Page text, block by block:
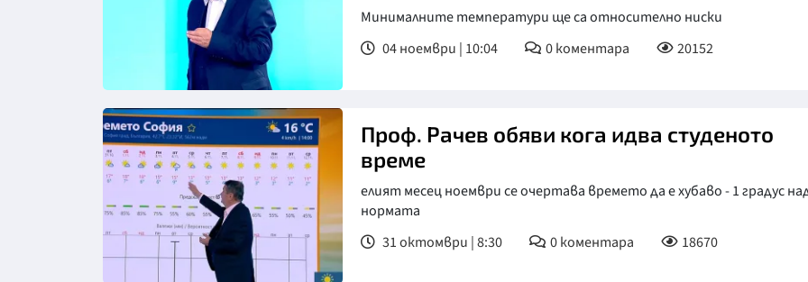
Минималните температури ще са относително ниски
04 ноември | 10:04
0коментара 20152
Проф. Рачев обяви кога идва студеното
време
елият месец ноември се очертава времето да е хубаво - 1 градус
нормата
31 октомври | 8:30
0коментара 18670